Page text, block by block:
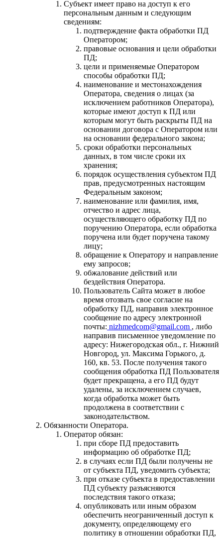
Субъект имеет право на доступ к его
персональным данным и следующим
сведениям:
подтверждение факта обработки ПД
Оператором;
правовые основания и цели обработки
ПД;
цели и применяемые Оператором
способы обработки ПД;
наименование и местонахождения
Оператора, сведения о лицах (за
исключением работников Оператора),
которые имеют доступ к ПД или
которым могут быть раскрыты ПД на
основании договора с Оператором или
на основании федерального закона;
сроки обработки персональных
данных, в том числе сроки их
хранения;
порядок осуществления субъектом ПД
прав, предусмотренных настоящим
Федеральным законом;
наименование или фамилия, имя,
отчество и адрес лица,
осуществляющего обработку ПД по
поручению Оператора, если обработка
поручена или будет поручена такому
лицу;
обращение к Оператору и направление
ему запросов;
обжалование действий или
бездействия Оператора.
Пользователь Сайта может в любое
время отозвать свое согласие на
обработку ПД, направив электронное
сообщение по адресу электронной
почты: nizhmedcom@gmail.com , либо
направив письменное уведомление по
адресу: Нижегородская обл., г. Нижний
Новгород, ул. Максима Горького, д.
160, кв. 53. После получения такого
сообщения обработка ПД Пользователя
будет прекращена, а его ПД будут
удалены, за исключением случаев,
когда обработка может быть
продолжена в соответствии с
законодательством.
Обязанности Оператора.
Оператор обязан:
при сборе ПД предоставить
информацию об обработке ПД;
в случаях если ПД были получены не
от субъекта ПД, уведомить субъекта;
при отказе субъекта в предоставлении
ПД субъекту разъясняются
последствия такого отказа;
опубликовать или иным образом
обеспечить неограниченный доступ к
документу, определяющему его
политику в отношении обработки ПД,